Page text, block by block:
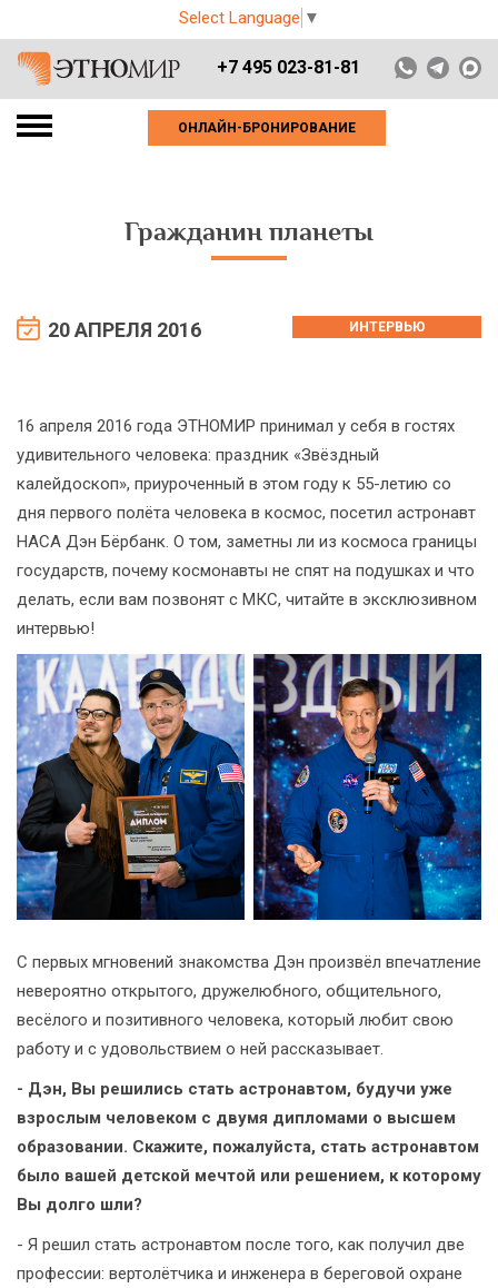
Select Language ▼
+7 495 023-81-81
ОНЛАЙН-БРОНИРОВАНИЕ
Гражданин планеты
20 АПРЕЛЯ 2016 ИНТЕРВЬЮ
16 апреля 2016 года ЭТНОМИР принимал у себя в гостях
удивительного человека: праздник «Звёздный
калейдоскоп», приуроченный в этом году к 55-летию со
дня первого полёта человека в космос, посетил астронавт
НАСА Дэн Бёрбанк. О том, заметны ли из космоса границы
государств, почему космонавты не спят на подушках и что
делать, если вам позвонят с МКС, читайте в эксклюзивном
интервью!
С первых мгновений знакомства Дэн произвёл впечатление
невероятно открытого, дружелюбного, общительного,
весёлого и позитивного человека, который любит свою
работу и с удовольствием о ней рассказывает.
- Дэн, Вы решились стать астронавтом, будучи уже
взрослым человеком с двумя дипломами о высшем
образовании. Скажите, пожалуйста, стать астронавтом
было вашей детской мечтой или решением, к которому
Вы долго шли?
- Я решил стать астронавтом после того, как получил две
профессии: вертолётчика и инженера в береговой охране